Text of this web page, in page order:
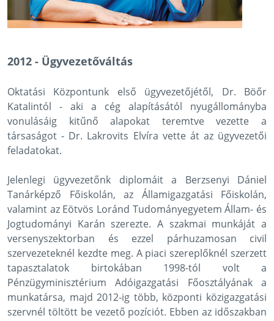
2012 - Ügyvezetőváltás
Oktatási Központunk első ügyvezetőjétől, Dr. Böőr
Katalintól - aki a cég alapításától nyugállományba
vonulásáig kitűnő alapokat teremtve vezette a
társaságot - Dr. Lakrovits Elvíra vette át az ügyvezetői
feladatokat.
Jelenlegi ügyvezetőnk diplomáit a Berzsenyi Dániel
Tanárképző Főiskolán, az Államigazgatási Főiskolán,
valamint az Eötvös Loránd Tudományegyetem Állam- és
Jogtudományi Karán szerezte. A szakmai munkáját a
versenyszektorban és ezzel párhuzamosan civil
szervezeteknél kezdte meg. A piaci szereplőknél szerzett
tapasztalatok birtokában 1998-tól volt a
Pénzügyminisztérium Adóigazgatási Főosztályának a
munkatársa, majd 2012-ig több, központi közigazgatási
szervnél töltött be vezető pozíciót. Ebben az időszakban